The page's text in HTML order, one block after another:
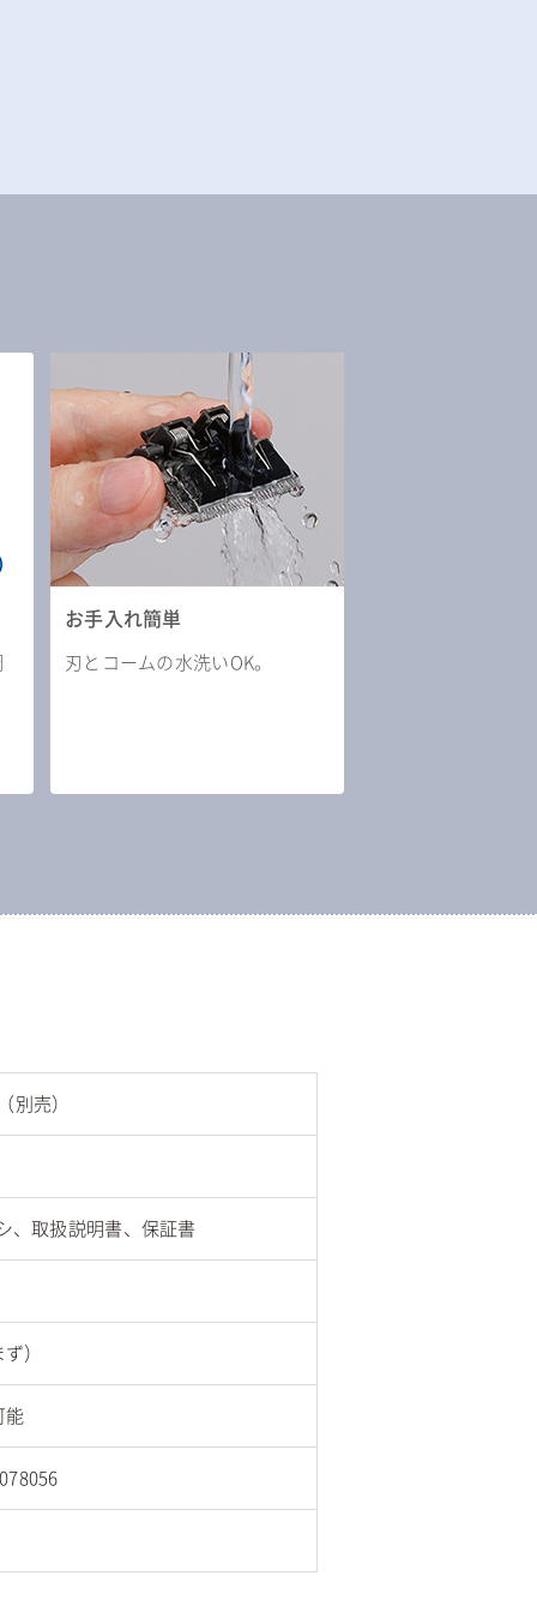
お手入れ簡単
刃とコームの水洗いOK。
別売）
、取扱説明書、保証書
）
能